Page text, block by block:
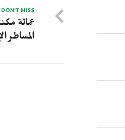
DON'T MISS
عمالة
المساطر